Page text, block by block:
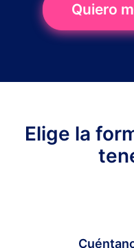
Quiero
Elige la